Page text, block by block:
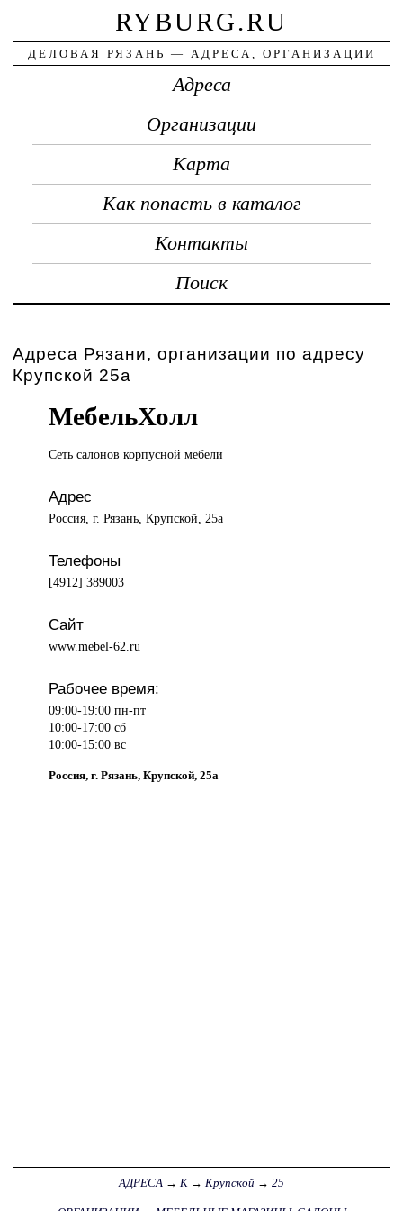
RYBURG.RU
ДЕЛОВАЯ РЯЗАНЬ — АДРЕСА, ОРГАНИЗАЦИИ
Адреса
Организации
Карта
Как попасть в каталог
Контакты
Поиск
Адреса Рязани, организации по адресу
Крупской 25а
МебельХолл
Сеть салоновкорпусной мебели
Адрес
Россия, г. Рязань, Крупской, 25а
Телефоны
[4912] 389003
Сайт
www.mebel-62.ru
Рабочее время:
09:00-19:00 пн-пт
10:00-17:00 сб
10:00-15:00 вс
Россия, г. Рязань, Крупской, 25а
АДРЕСА → К → Крупской → 25